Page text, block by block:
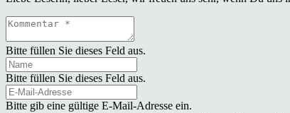
Bitte füllen Sie dieses Feld aus.
Bitte füllen Sie dieses Feld aus.
Bitte gib eine gültige E-Mail-Adresse ein.